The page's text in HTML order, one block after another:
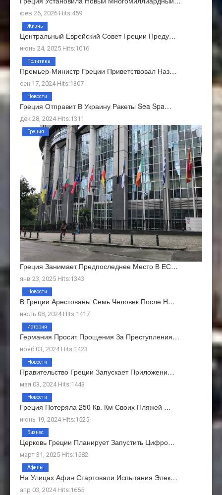
фев 26, 2026 Hits:459
Центральный Еврейский Совет Греции Преду…
июнь 24, 2025 Hits:1016
Жизнь
Премьер-Министр Греции Приветствовал Наз…
сен 17, 2024 Hits:1307
Политика
Греция Отправит В Украину Ракеты Sea Spa…
дек 28, 2024 Hits:1311
Новости
Греция Занимает Предпоследнее Место В ЕС…
янв 23, 2025 Hits:1343
Греция
В Греции Арестованы Семь Человек После Н…
июль 08, 2024 Hits:1417
Новости
Германия Просит Прощения За Преступления…
нояб 03, 2024 Hits:1423
История
Правительство Греции Запускает Приложени…
мая 03, 2024 Hits:1443
Новости
Греция Потеряла 250 Кв. Км Своих Пляжей …
июнь 19, 2024 Hits:1525
Новости
Церковь Греции Планирует Запустить Цифро…
март 31, 2025 Hits:1582
Бизнес
На Улицах Афин Стартовали Испытания Элек…
апр 03, 2024 Hits:1655
Афины